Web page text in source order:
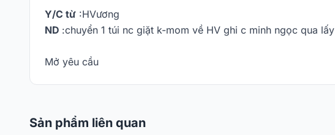
Y/C từ :HVương
ND :chuyển 1 túi nc giặt k-mom về HV ghi c minh ngọc qua lấy
Mở yêu cầu
Sản phẩm liên quan